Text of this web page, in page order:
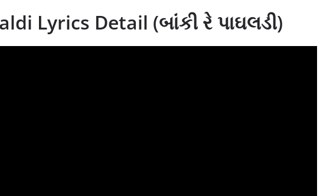
Lyrics Detail (બાંકી રે પાઘલડી)